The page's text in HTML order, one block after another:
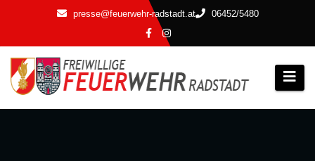
springen
presse@feuerwehr-radstadt.at 06452/5480